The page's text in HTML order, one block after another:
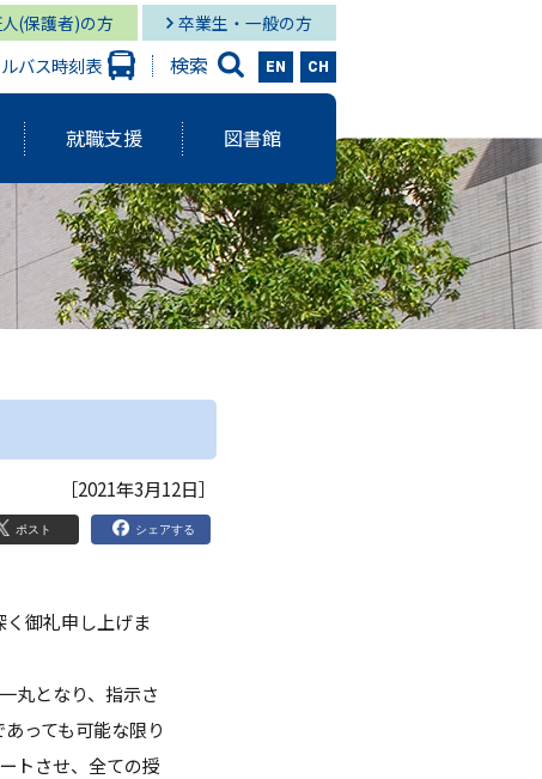
(保護者)の方 卒業生・一般の方
バス時刻表 検索 EN CH
ー
メント体制
査・VOICE報告
のお願い
グローバル
スタディーズ学部
MBAコース
学出版会
研究に関する報告書
バルスタディーズ学部
就職支援
報学部 就職状況
バルスタディーズ学部 就職状況
図書館
ャンパス図書館
ャンパス メディア・サービス
［2021年3月12日］
ポスト シェアする
御礼申し上げま
丸となり、指示さ
っても可能な限り
トさせ、全ての授